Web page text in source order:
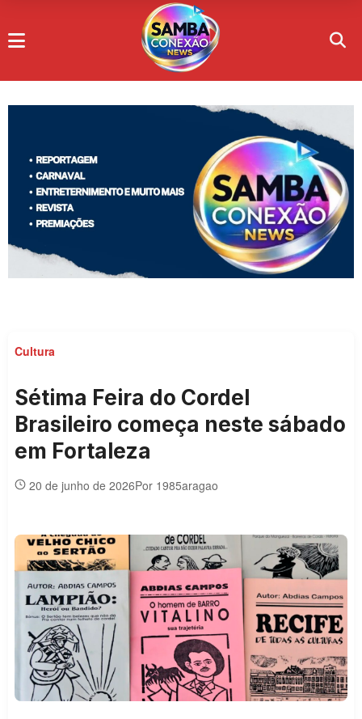
Cultura
Sétima Feira do Cordel
Brasileiro começa neste sábado
em Fortaleza
20 de junho de 2026Por 1985aragao